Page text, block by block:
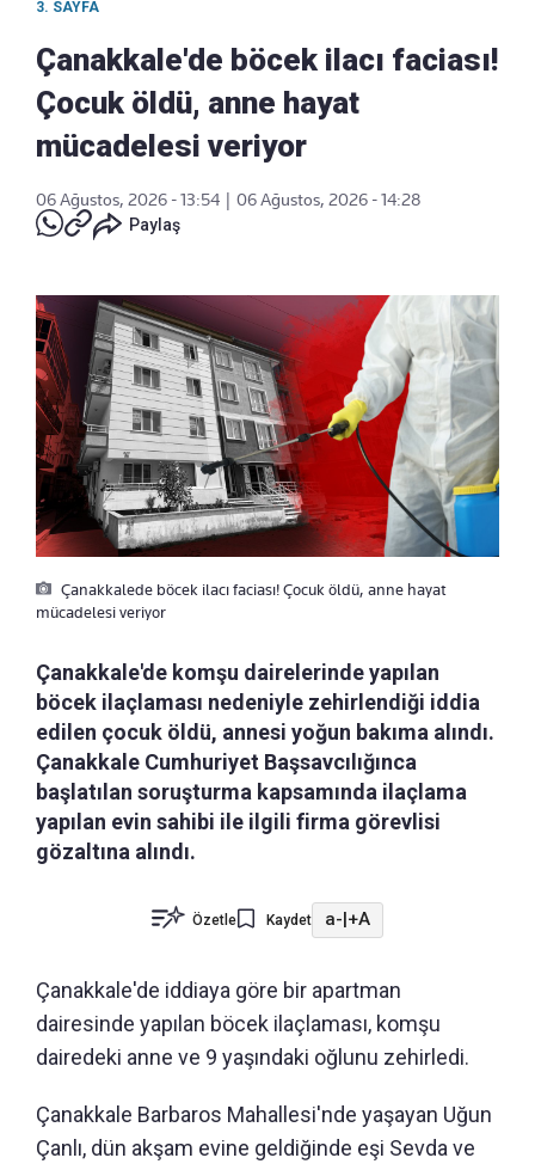
3. SAYFA
Çanakkale'de böcek ilacı faciası!
Çocuk öldü, anne hayat
mücadelesi veriyor
06 Ağustos, 2026 - 13:54
06 Ağustos, 2026 - 14:28
Paylaş
Çanakkalede böcek ilacı faciası! Çocuk öldü, anne hayat
mücadelesi veriyor
Çanakkale'de komşu dairelerinde yapılan
böcek ilaçlaması nedeniyle zehirlendiği iddia
edilen çocuk öldü, annesi yoğun bakıma alındı.
Çanakkale Cumhuriyet Başsavcılığınca
başlatılan soruşturma kapsamında ilaçlama
yapılan evin sahibi ile ilgili firma görevlisi
gözaltına alındı.
Özetle Kaydet a-|+A
Çanakkale'de iddiaya göre bir apartman
dairesinde yapılan böcek ilaçlaması, komşu
dairedeki anne ve 9 yaşındaki oğlunu zehirledi.
Çanakkale Barbaros Mahallesi'nde yaşayan Uğun
Çanlı, dün akşam evine geldiğinde eşi Sevda ve